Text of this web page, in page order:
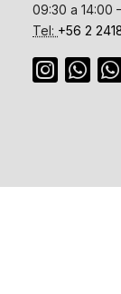
09:30 a 14:00
Tel: +56 2